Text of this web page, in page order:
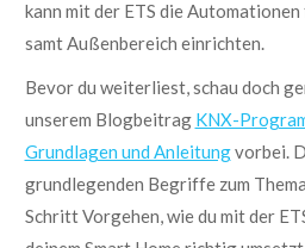
kann mit der ETS die
samt Außenbereich einrichten.
Bevor du weiterliest, schau doch
unserem Blogbeitrag KNX-
Grundlagen und Anleitungvorbei.
grundlegenden Begriffe zum
Schritt Vorgehen, wie du mit der